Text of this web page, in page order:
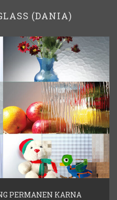
(DANIA)
PERMANEN KARNA